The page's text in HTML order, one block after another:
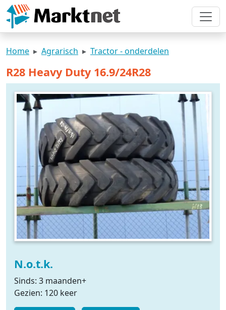
Home Agrarisch Tractor - onderdelen
R28 Heavy Duty 16.9/24R28
N.o.t.k.
Sinds: 3 maanden+
Gezien: 120 keer